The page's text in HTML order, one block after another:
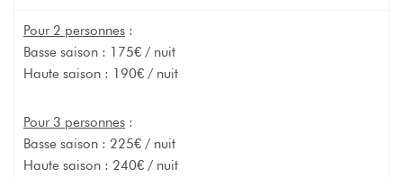
Pour 2 personnes :
Basse saison : 175€ / nuit
Haute saison : 190€ / nuit
Pour 3 personnes :
Basse saison : 225€ / nuit
Haute saison : 240€ / nuit